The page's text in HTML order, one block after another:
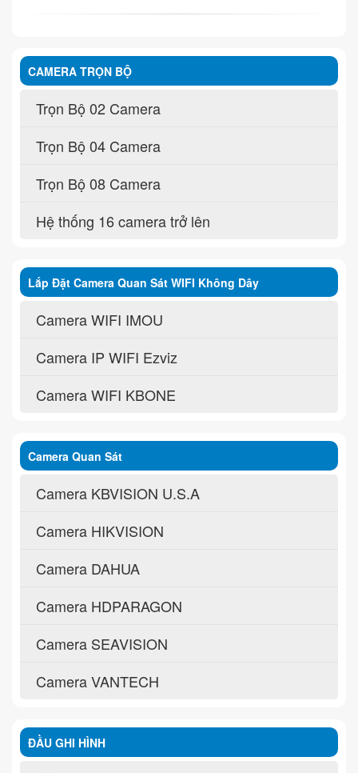
CAMERA TRỌN BỘ
Trọn Bộ 02 Camera
Trọn Bộ 04 Camera
Trọn Bộ 08 Camera
Hệ thống 16 camera trở lên
Lắp Đặt Camera Quan Sát WIFI Không Dây
Camera WIFI IMOU
Camera IP WIFI Ezviz
Camera WIFI KBONE
Camera Quan Sát
Camera KBVISION U.S.A
Camera HIKVISION
Camera DAHUA
Camera HDPARAGON
Camera SEAVISION
Camera VANTECH
ĐẦU GHI HÌNH